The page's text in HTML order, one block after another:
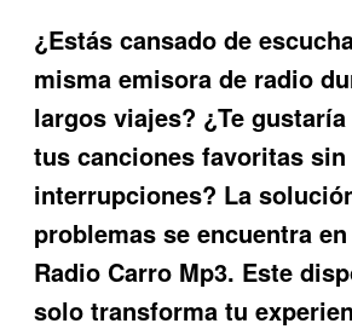
¿Estás cansado de
misma emisora de radio
largos viajes? ¿Te
tus canciones favoritas sin
interrupciones? La
problemas se encuentra
Radio Carro Mp3. Este
solo transforma tu